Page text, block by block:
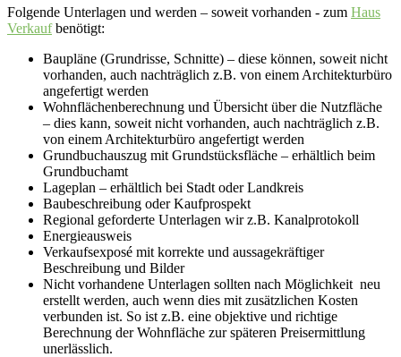
Folgende Unterlagen und werden – soweit vorhanden - zum Haus
Verkaufbenötigt:
Baupläne (Grundrisse, Schnitte) – diese können, soweit nicht
vorhanden, auch nachträglich z.B. von einem Architekturbüro
angefertigt werden
Wohnflächenberechnung und Übersicht über die Nutzfläche
– dies kann, soweit nicht vorhanden, auch nachträglich z.B.
von einem Architekturbüro angefertigt werden
Grundbuchauszug mit Grundstücksfläche – erhältlich beim
Grundbuchamt
Lageplan – erhältlich bei Stadt oder Landkreis
Baubeschreibung oder Kaufprospekt
Regional geforderte Unterlagen wir z.B. Kanalprotokoll
Energieausweis
Verkaufsexposé mit korrekte und aussagekräftiger
Beschreibung und Bilder
Nicht vorhandene Unterlagen sollten nach Möglichkeit neu
erstellt werden, auch wenn dies mit zusätzlichen Kosten
verbunden ist. So ist z.B. eine objektive und richtige
Berechnung der Wohnfläche zur späteren Preisermittlung
unerlässlich.